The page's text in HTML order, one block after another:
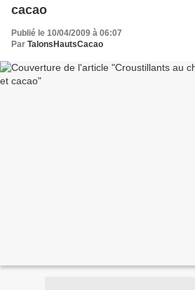
cacao
Publié le 10/04/2009 à 06:07
Par TalonsHautsCacao